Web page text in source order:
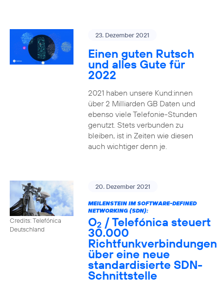
23. Dezember 2021
Einen guten Rutsch
und alles Gute für
2022
2021 haben unsere Kund:innen
über 2 Milliarden GB Daten und
ebenso viele Telefonie-Stunden
genutzt. Stets verbunden zu
bleiben, ist in Zeiten wie diesen
auch wichtiger denn je.
Credits: Telefónica
Deutschland
20. Dezember 2021
MEILENSTEIN IM SOFTWARE-DEFINED
NETWORKING (SDN):
O2 / Telefónica steuert
30.000
Richtfunkverbindungen
über eine neue
standardisierte SDN-
Schnittstelle